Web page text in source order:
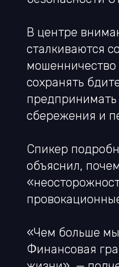
В центре
сталкиваются
сохранять
сбережения и
Спикер
объяснил,
«Чем больше
Финансовая